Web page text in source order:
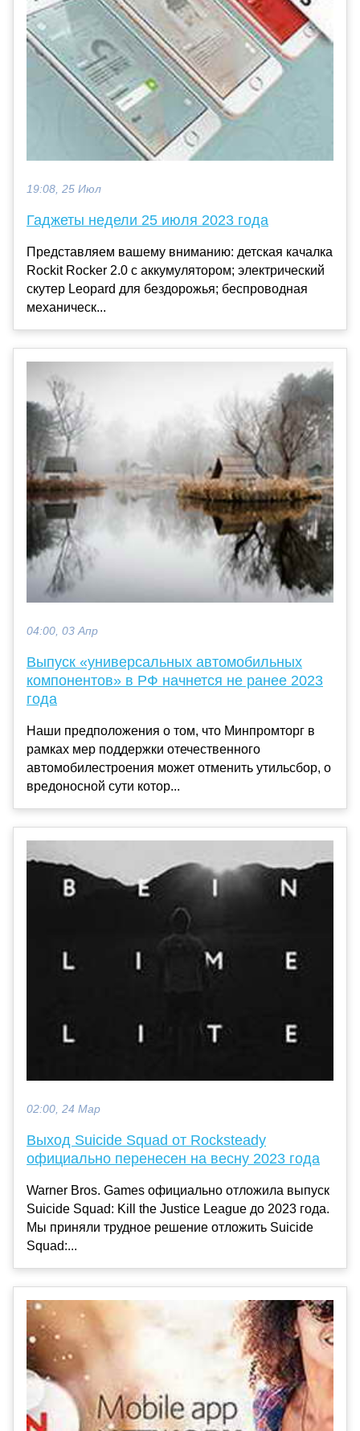
19:08, 25 Июл
Гаджеты недели 25 июля 2023 года
Представляем вашему вниманию: детская качалка
Rockit Rocker 2.0 с аккумулятором; электрический
скутер Leopard для бездорожья; беспроводная
механическ...
04:00, 03 Апр
Выпуск «универсальных автомобильных
компонентов» в РФ начнется не ранее 2023
года
Наши предположения о том, что Минпромторг в
рамках мер поддержки отечественного
автомобилестроения может отменить утильсбор, о
вредоносной сути котор...
02:00, 24 Мар
Выход Suicide Squad от Rocksteady
официально перенесен на весну 2023 года
Warner Bros. Games официально отложила выпуск
Suicide Squad: Kill the Justice League до 2023 года.
Мы приняли трудное решение отложить Suicide
Squad:...